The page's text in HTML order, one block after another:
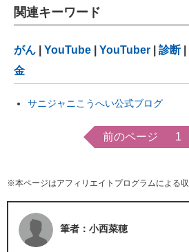
関連キーワード
がん YouTube YouTuber 診断|
金
サニジャニこうへい公式ブログ
前のページ 1
※本ページはアフィリエイトプログラムによる
筆者：小西菜穂